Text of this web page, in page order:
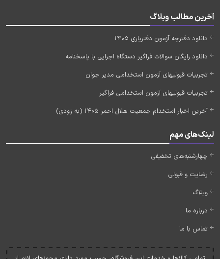
آخرین مطالب وبلاگ
دانلود دفترچه آزمون دفتریاری 1405
دانلود رایگان سوالات فراگیر دستگاه اجرایی با پاسخنامه
تجربیات قبولیهای آزمون استخدامی مدیر جوان
تجربیات قبولیهای آزمون استخدامی فراگیر
آخرین اخبار استخدام جمعیت هلال احمر 1405 (به زودی)
لینک‌های مهم
چهارشنبه‌های تخفیفی
رضایت و قبولی
وبلاگ
درباره ما
تماس با ما